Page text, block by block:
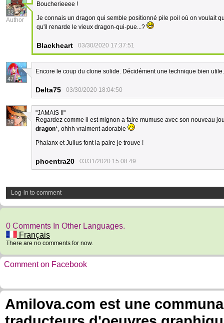
32
Author
Boucherieeee !
Je connais un dragon qui semble positionné pile poil où on voulait
qu'il renarde le vieux dragon-qui-pue...?
Blackheart 03/30/2020 17:37:51
47
Encore le coup du clone solide. Décidément une technique bien
Delta75 03/30/2020 18:04:50
39
"JAMAIS !!"
Regardez comme il est mignon a faire mumuse avec son nouveau
dragon*, ohhh vraiment adorable
Phalanx et Julius font la paire je trouve !
phoentra20 03/31/2020 15:08:49
Log-in to comment
0 Comments In Other Languages.
Français
There are no comments for now.
Comment on Facebook
Amilova.com est une